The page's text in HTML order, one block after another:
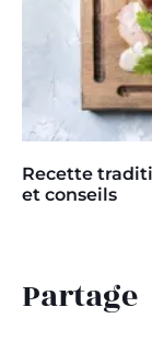
Recette
et conseils
Partage